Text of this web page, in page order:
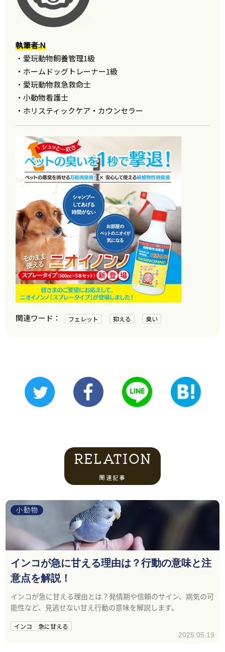
執筆者:N
・愛玩動物飼養管理1級
・ホームドッグトレーナー1級
・愛玩動物救急救命士
・小動物看護士
・ホリスティックケア・カウンセラー
フェレット 抑える 臭い
RELATION
関連記事
小動物
インコが急に甘える理由は？行動の意味と注
意点を解説！
インコが急に甘える理由とは？発情期や信頼のサイン、病気の可
能性など、見逃せない甘え行動の意味を解説します。
インコ 急に甘える
2025.05.19